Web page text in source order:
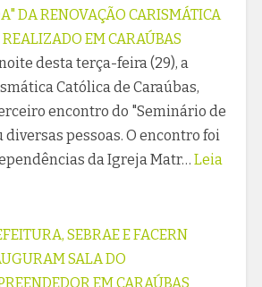
DA RENOVAÇÃO CARISMÁTICA
EM CARAÚBAS
desta terça-feira (29), a
Católica de Caraúbas,
encontro do "Seminário de
diversas pessoas. O encontro foi
da Igreja Matr… Leia
SEBRAE E FACERN
SALA DO
EM CARAÚBAS